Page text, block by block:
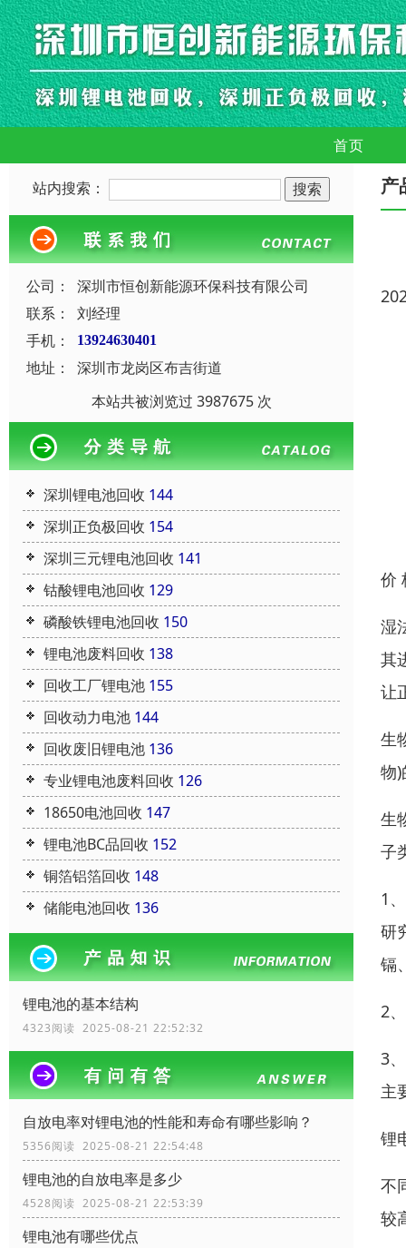
首页
站内搜索：
公司：
深圳市恒创新能源环保科技有限公司
联系：
刘经理
手机：
13924630401
地址：
深圳市龙岗区布吉街道
本站共被浏览过 3987675 次
深圳锂电池回收 144
深圳正负极回收 154
深圳三元锂电池回收 141
钴酸锂电池回收 129
磷酸铁锂电池回收 150
锂电池废料回收 138
回收工厂锂电池 155
回收动力电池 144
回收废旧锂电池 136
专业锂电池废料回收 126
18650电池回收 147
锂电池BC品回收 152
铜箔铝箔回收 148
储能电池回收 136
锂电池的基本结构
4323阅读 2025-08-21 22:52:32
自放电率对锂电池的性能和寿命有哪些影响？
5356阅读 2025-08-21 22:54:48
锂电池的自放电率是多少
4528阅读 2025-08-21 22:53:39
锂电池有哪些优点
产
价
湿
其
让
生
物
生
子
1
研
镉
2
3
主
锂
不
较